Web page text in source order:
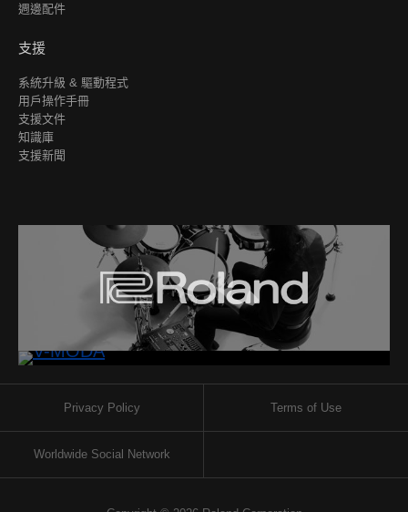
週邊配件
支援
系統升級 & 驅動程式
用戶操作手冊
支援文件
知識庫
支援新聞
Privacy Policy Terms of Use
Worldwide Social Network